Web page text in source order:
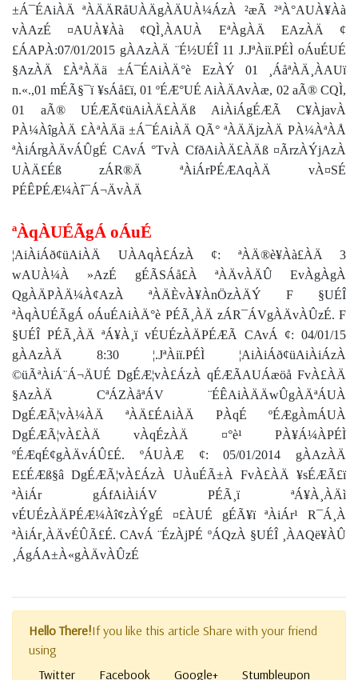
±Á¯ÉAiÀÄ ªÀÄÄRåUÀÄgÀÄUÀ¼ÁzÀ ²æÃ ²ªÀ°AUÀ¥Àà
vÀAzÉ ¤AUÀ¥Àà ¢QÌ¸ÀAUÀ EªÀgÀÄ EAzÀÄ ¢
£ÁAPÀ:07/01/2015 gÀAzÀÄ ¨É½UÉÎ 11 J.JªÀiï.PÉÌ oÁuÉUÉ
§AzÀÄ £ÀªÀÄä ±Á¯ÉAiÀÄ°è EzÀÝ 01 ¸ÁåªÀÄ¸ÀAUï
n.«.,01 mÉÃ§¯ï ¥sÁå£ï, 01 ºÉÆ°UÉ AiÀÄAvÀæ, 02 aÃ® CQÌ,
01 aÃ® UÉÆÃ¢üAiÀÄ£ÀÄß AiÀiÁgÉÆÃ C¥ÀjavÀ
PÀ¼ÀîgÀÄ £ÀªÀÄä ±Á¯ÉAiÀÄ QÃ° ªÀÄÄjzÀÄ PÀ¼ÀªÀÅ
ªÀiÁrgÀÄvÁÛgÉ CAvÁ °TvÀ CfðAiÀÄ£ÀÄß ¤ÃrzÀÝjAzÀ
UÀÄ£Éß zÁR®Ä ªÀiÁrPÉÆAqÀÄ vÀ¤SÉ
PÉÊPÉÆ¼Àî¯Á¬ÄvÀÄ
ªÀqÀUÉÃgÁ oÁuÉ
¦AiÀiÁð¢üAiÀÄ UÀAqÀ£ÁzÀ ¢: ªÀÄ®è¥Àà£ÀÄ 3
wAUÀ¼À »AzÉ gÉÃSÁå£À ªÀÄvÀÄÛ EvÀgÀgÀ
QgÀÄPÀÄ¼À¢AzÀ ªÀÄÈvÀ¥ÀnÖzÀÄÝ F §UÉÎ
ªÀqÀUÉÃgÁ oÁuÉAiÀÄ°è PÉÃ¸ÀÄ zÁR¯ÁVgÀÄvÀÛzÉ. F
§UÉÎ PÉÃ¸ÀÄ ªÁ¥À¸ï vÉUÉzÀÄPÉÆÃ CAvÁ ¢: 04/01/15
gÀAzÀÄ 8:30 ¦.JªÀiï.PÉÌ ¦AiÀiÁð¢üAiÀiÁzÀ
©üÃªÀiÁ¨Á¬ÄUÉ DgÉÆ¦vÀ£ÁzÀ qÉÆÃAUÁæöå FvÀ£ÀÄ
§AzÀÄ CªÁZÀåªÁV ¨ÉÊAiÀÄÄwÛgÀÄªÁUÀ
DgÉÆÃ¦vÀ¼ÀÄ ªÀÄ£ÉAiÀÄ PÀqÉ ºÉÆgÀmÁUÀ
DgÉÆÃ¦vÀ£ÀÄ vÀqÉzÀÄ ¤°è¹ PÀ¥Á¼ÀPÉÌ
ºÉÆqÉ¢gÀÄvÁÛ£É. ºÁUÀÆ ¢: 05/01/2014 gÀAzÀÄ
E£ÉÆß§â DgÉÆÃ¦vÀ£ÁzÀ UÀuÉÃ±À FvÀ£ÀÄ ¥sÉÆÃ£ï
ªÀiÁr gÁfAiÀiÁV PÉÃ¸ï ªÁ¥À¸ÀÄì
vÉUÉzÀÄPÉÆ¼Àî¢zÀÝgÉ ¤£ÀUÉ gÉÃ¥ï ªÀiÁr¹ R¯Á¸À
ªÀiÁr¸ÀÄvÉÛÃ£É. CAvÁ ¨ÉzÀjPÉ ºÁQzÀ §UÉÎ ¸ÀAQë¥ÀÛ
¸ÁgÁA±À«gÀÄvÀÛzÉ
Hello There!If you like this article Share with your friend
using
Twitter
Facebook Google+ Stumbleupon